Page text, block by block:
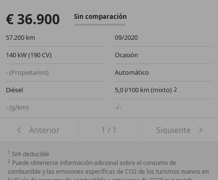
€ 36.900 Sin comparación
57.200 km
09/2020
140 kW (190 CV)
Ocasión
- (Propietarios)
Automático
Diésel
5,0 l/100 km (mixto)
- (g/km)
-/-
Anterior 1 / 1 Siguiente
1 IVA deducible
2 Puede obtenerse información adicional sobre el consumo de
combustible y las emisiones específicas de CO2 de los turismos nuevos en